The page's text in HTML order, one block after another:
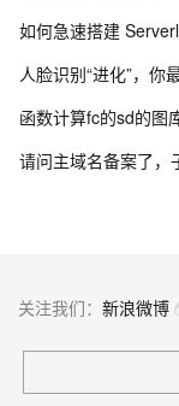
如何急速搭建
人脸识别“进化”，你
函数计算fc的sd的图
请问主域名备案了，
一键生成讲解视频
函数计算一键部署
有没有一种可能，其
关注我们： 新浪微博